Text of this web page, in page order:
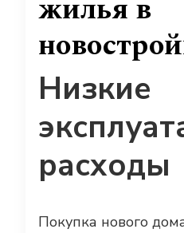
жилья в
Низкие
расходы
Покупка нового